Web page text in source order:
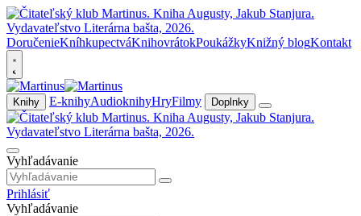
DoručenieKníhkupectváKnihovrátokPoukážkyKnižný blogKontakt
Knihy E-knihyAudioknihyHryFilmy Doplnky
Vyhľadávanie
Prihlásiť
Vyhľadávanie